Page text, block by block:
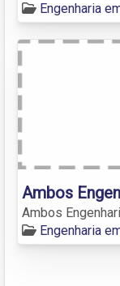
Engenharia
Ambos
Ambos
Engenharia